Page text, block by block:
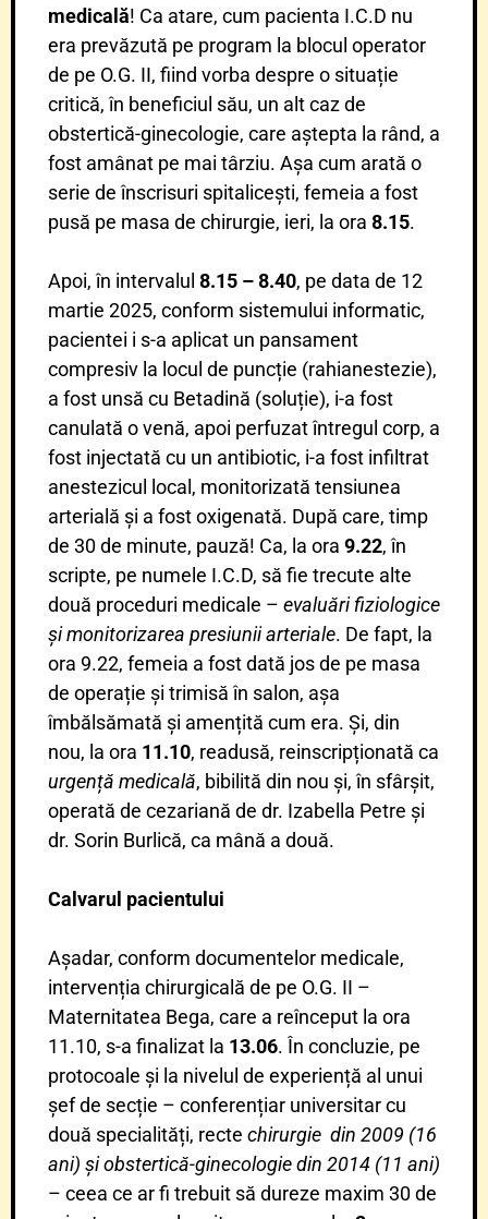
medicală! Ca atare, cum pacienta I.C.D nu
era prevăzută pe program la blocul operator
de pe O.G. II, fiind vorba despre o situație
critică, în beneficiul său, un alt caz de
obstertică-ginecologie, care aștepta la rând, a
fost amânat pe mai târziu. Așa cum arată o
serie de înscrisuri spitalicești, femeia a fost
pusă pe masa de chirurgie, ieri, la ora 8.15.
Apoi, în intervalul 8.15 – 8.40, pe data de 12
martie 2025, conform sistemului informatic,
pacientei i s-a aplicat un pansament
compresiv la locul de puncție (rahianestezie),
a fost unsă cu Betadină (soluție), i-a fost
canulată o venă, apoi perfuzat întregul corp, a
fost injectată cu un antibiotic, i-a fost infiltrat
anestezicul local, monitorizată tensiunea
arterială și a fost oxigenată. După care, timp
de 30 de minute, pauză! Ca, la ora 9.22, în
scripte, pe numele I.C.D, să fie trecute alte
două proceduri medicale – evaluări fiziologice
și monitorizarea presiunii arteriale. De fapt, la
ora 9.22, femeia a fost dată jos de pe masa
de operație și trimisă în salon, așa
îmbălsămată și amențită cum era. Și, din
nou, la ora 11.10, readusă, reinscripționată ca
urgență medicală, bibilită din nou și, în sfârșit,
operată de cezariană de dr. Izabella Petre și
dr. Sorin Burlică, ca mână a două.
Calvarul pacientului
Așadar, conform documentelor medicale,
intervenția chirurgicală de pe O.G. II –
Maternitatea Bega, care a reînceput la ora
11.10, s-a finalizat la 13.06. În concluzie, pe
protocoale și la nivelul de experiență al unui
șef de secție – conferențiar universitar cu
două specialități, recte chirurgie din 2009 (16
ani) și obstertică-ginecologie din 2014 (11 ani)
– ceea ce ar fi trebuit să dureze maxim 30 de